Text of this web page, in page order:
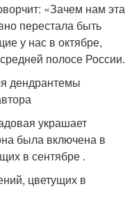
«Зачем нам эта
перестала быть
у нас в октябре,
полосе России.
дендрантемы
украшает
была включена в
в сентябре .
цветущих в